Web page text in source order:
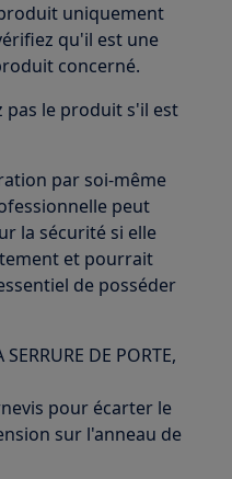
uniquement
qu'il est une
concerné.
pas le produit s'il est
par soi-même
peut
la sécurité si elle
et pourrait
de posséder
DE PORTE,
pour écarter le
sur l'anneau de